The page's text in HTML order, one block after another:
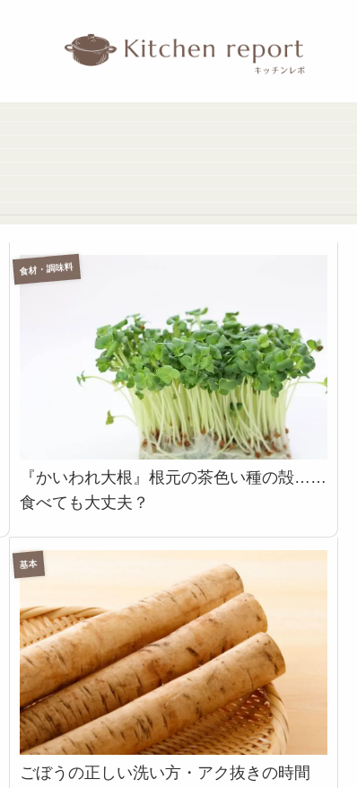
食材・調味料
『かいわれ大根』根元の茶色い種の殻……
食べても大丈夫？
基本
ごぼうの正しい洗い方・アク抜きの時間